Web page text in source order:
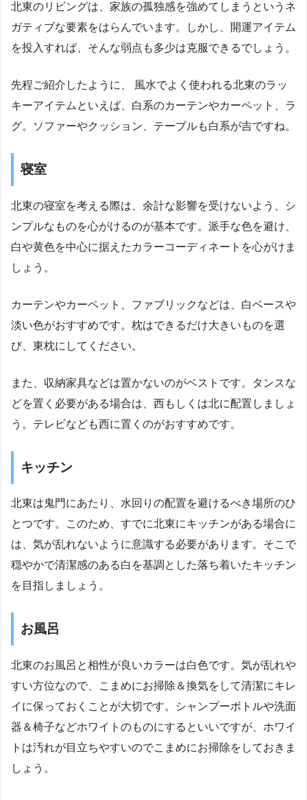
北東のリビングは、家族の孤独感を強めてしまうというネ
ガティブな要素をはらんでいます。しかし、開運アイテム
を投入すれば、そんな弱点も多少は克服できるでしょう。
先程ご紹介したように、 風水でよく使われる北東のラッ
キーアイテムといえば、白系のカーテンやカーペット、ラ
グ。ソファーやクッション、テーブルも白系が吉ですね。
寝室
北東の寝室を考える際は、余計な影響を受けないよう、シ
ンプルなものを心がけるのが基本です。派手な色を避け、
白や黄色を中心に据えたカラーコーディネートを心がけま
しょう。
カーテンやカーペット、ファブリックなどは、白ベースや
淡い色がおすすめです。枕はできるだけ大きいものを選
び、東枕にしてください。
また、収納家具などは置かないのがベストです。タンスな
どを置く必要がある場合は、西もしくは北に配置しましょ
う。テレビなども西に置くのがおすすめです。
キッチン
北東は鬼門にあたり、水回りの配置を避けるべき場所のひ
とつです。このため、すでに北東にキッチンがある場合に
は、気が乱れないように意識する必要があります。そこで
穏やかで清潔感のある白を基調とした落ち着いたキッチン
を目指しましょう。
お風呂
北東のお風呂と相性が良いカラーは白色です。気が乱れや
すい方位なので、こまめにお掃除＆換気をして清潔にキレ
イに保っておくことが大切です。シャンプーボトルや洗面
器＆椅子などホワイトのものにするといいですが、ホワイ
トは汚れが目立ちやすいのでこまめにお掃除をしておきま
しょう。